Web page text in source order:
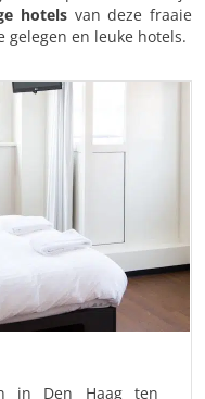
hotels van deze fraaie
gelegen en leuke hotels.
in Den Haag ten